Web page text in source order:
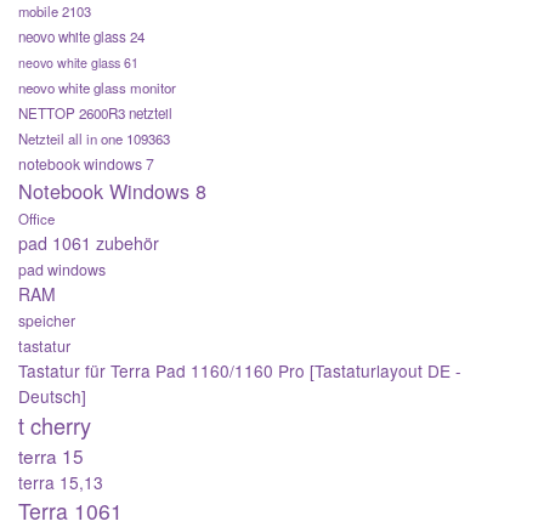
mobile 2103
neovo white glass 24
neovo white glass 61
neovo white glass monitor
NETTOP 2600R3 netzteil
Netzteil all in one 109363
notebook windows 7
Notebook Windows 8
Office
pad 1061 zubehör
pad windows
RAM
speicher
tastatur
Tastatur für Terra Pad 1160/1160 Pro [Tastaturlayout DE -
Deutsch]
t cherry
terra 15
terra 15,13
Terra 1061